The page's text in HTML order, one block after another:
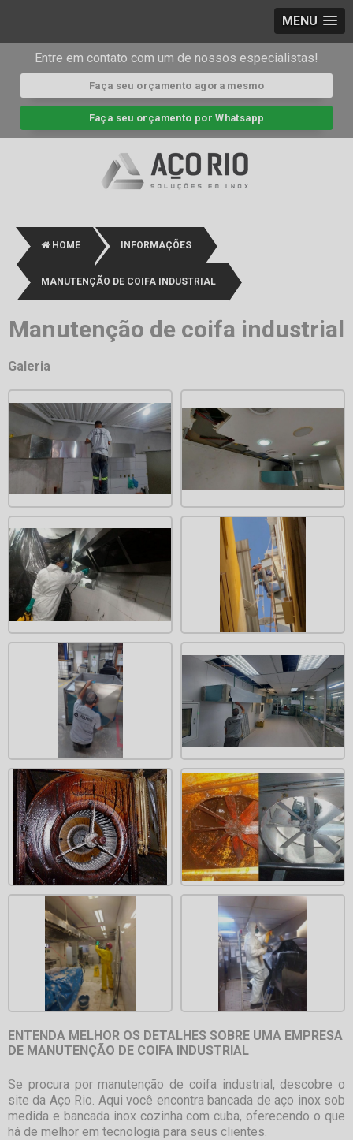
MENU
Entre em contato com um de nossos especialistas!
Faça seu orçamento agora mesmo
Faça seu orçamento por Whatsapp
HOME INFORMAÇÕES
MANUTENÇÃO DE COIFA INDUSTRIAL
Manutenção de coifa industrial
Galeria
ENTENDA MELHOR OS DETALHES SOBRE UMA EMPRESA
DE MANUTENÇÃO DE COIFA INDUSTRIAL
Se procura pormanutenção de coifa industrial, descobre o
site da Aço Rio. Aqui você encontra bancada de aço inox sob
medida e bancada inox cozinha com cuba, oferecendo o que
há de melhor em tecnologia para seus clientes.